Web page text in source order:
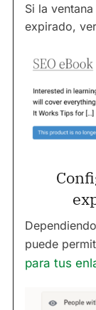
Si la
expirado,
puede
para tus